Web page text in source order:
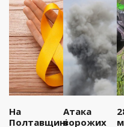
На
Полтавщині
Атака
ворожих